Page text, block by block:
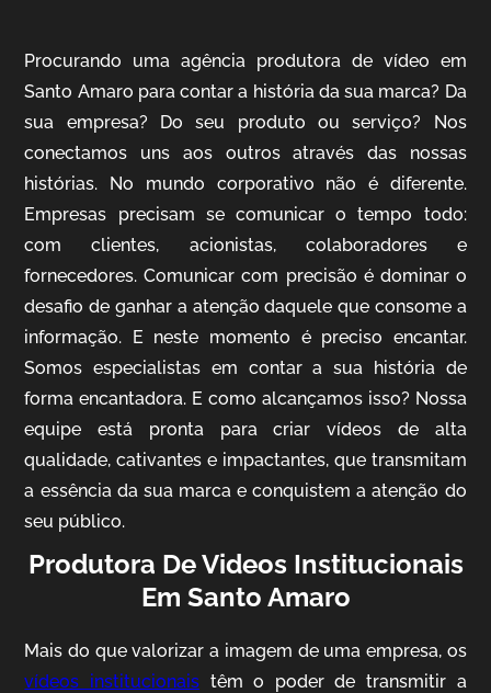
Vídeo Institucional
IQVIA
Cobertura de Eventos
Mosaic
Procurando uma agência produtora de vídeo em
Santo Amaro para contar a história da sua marca? Da
sua empresa? Do seu produto ou serviço? Nos
conectamos uns aos outros através das nossas
histórias. No mundo corporativo não é diferente.
Empresas precisam se comunicar o tempo todo:
com clientes, acionistas, colaboradores e
fornecedores. Comunicar com precisão é dominar o
desafio de ganhar a atenção daquele que consome a
informação. E neste momento é preciso encantar.
Somos especialistas em contar a sua história de
forma encantadora. E como alcançamos isso? Nossa
equipe está pronta para criar vídeos de alta
qualidade, cativantes e impactantes, que transmitam
a essência da sua marca e conquistem a atenção do
seu público.
Produtora De Videos Institucionais
Em Santo Amaro
Mais do que valorizar a imagem de uma empresa, os
vídeos institucionais têm o poder de transmitir a